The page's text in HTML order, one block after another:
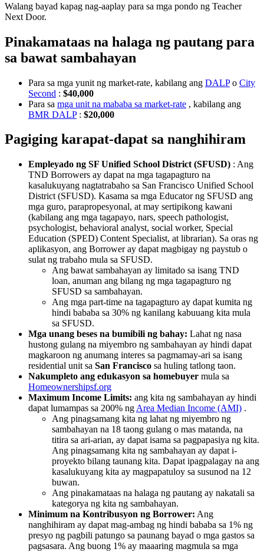
Walang bayad kapag nag-aaplay para sa mga pondo ng Teacher
Next Door.
Pinakamataas na halaga ng pautang para
sa bawat sambahayan
Para sa mga yunit ng market-rate, kabilang ang DALPo City
Second : $40,000
Para sa mga unit na mababa sa market-rate , kabilang ang
BMR DALP: $20,000
Pagiging karapat-dapat sa nanghihiram
Empleyado ng SF Unified School District (SFUSD) : Ang
TND Borrowers ay dapat na mga tagapagturo na
kasalukuyang nagtatrabaho sa San Francisco Unified School
District (SFUSD). Kasama sa mga Educator ng SFUSD ang
mga guro, parapropesyonal, at may sertipikong kawani
(kabilang ang mga tagapayo, nars, speech pathologist,
psychologist, behavioral analyst, social worker, Special
Education (SPED) Content Specialist, at librarian). Sa oras ng
aplikasyon, ang Borrower ay dapat magbigay ng paystub o
sulat ng trabaho mula sa SFUSD.
Ang bawat sambahayan ay limitado sa isang TND
loan, anuman ang bilang ng mga tagapagturo ng
SFUSD sa sambahayan.
Ang mga part-time na tagapagturo ay dapat kumita ng
hindi bababa sa 30% ng kanilang kabuuang kita mula
sa SFUSD.
Mga unang beses na bumibili ng bahay: Lahat ng nasa
hustong gulang na miyembro ng sambahayan ay hindi dapat
magkaroon ng anumang interes sa pagmamay-ari sa isang
residential unit sa San Francisco sa huling tatlong taon.
Nakumpleto ang edukasyon sa homebuyer mula sa
Homeownershipsf.org
Maximum Income Limits: ang kita ng sambahayan ay hindi
dapat lumampas sa 200% ng Area Median Income (AMI) .
Ang pinagsamang kita ng lahat ng miyembro ng
sambahayan na 18 taong gulang o mas matanda, na
titira sa ari-arian, ay dapat isama sa pagpapasiya ng kita.
Ang pinagsamang kita ng sambahayan ay dapat i-
proyekto bilang taunang kita. Dapat ipagpalagay na ang
kasalukuyang kita ay magpapatuloy sa susunod na 12
buwan.
Ang pinakamataas na halaga ng pautang ay nakatali sa
kategorya ng kita ng sambahayan.
Minimum na Kontribusyon ng Borrower: Ang
nanghihiram ay dapat mag-ambag ng hindi bababa sa 1% ng
presyo ng pagbili patungo sa paunang bayad o mga gastos sa
pagsasara. Ang buong 1% ay maaaring magmula sa mga